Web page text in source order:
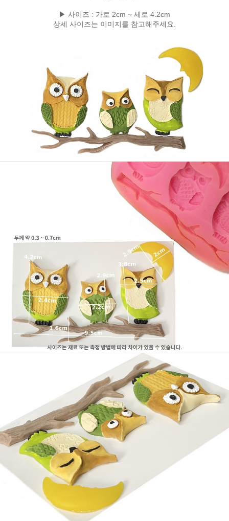
▶ 사이즈 : 가로 2cm ~ 세로 4.2cm
상세 사이즈는 이미지를 참고해주세요.